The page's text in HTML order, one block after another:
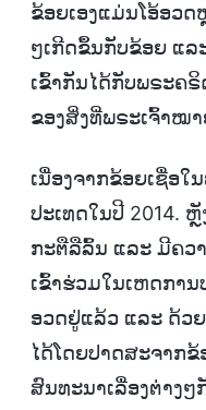
ຂ້ອຍເອງແມ່ນໂອ້ອວ
ໆເກີດຂຶ້ນກັບຂ້ອຍ ແລ
ເຂົ້າກັນໄດ້ກັບພຣະຄ
ຂອງສິ່ງທີ່ພຣະເຈົ້າໝາ
ເນື່ອງຈາກຂ້ອຍເຊື່ອ
ປະເທດໃນປີ 2014.
ກະຕືລືລົ້ນ ແລະ ມີຄວ
ເຂົ້າຮ່ວມໃນເຫດກາ
ອວດຢູ່ແລ້ວ ແລະ ດ້ວ
ໄດ້ໂດຍປາດສະຈາກ
ສົນທະນາເລື່ອງຕ່າງໆ